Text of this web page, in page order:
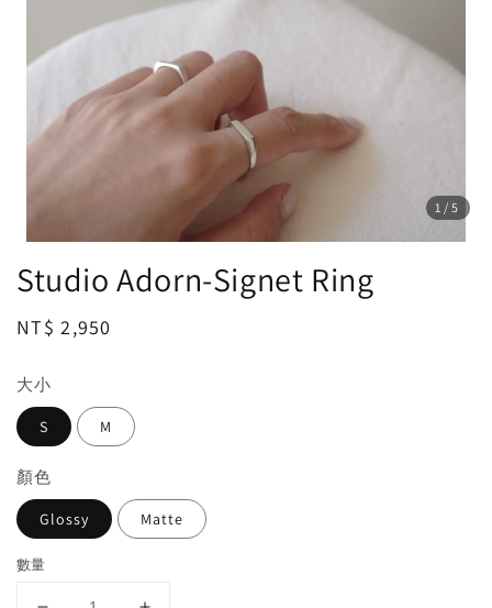
1 /5
Studio Adorn-Signet Ring
Regular
NT$ 2,950
大小
S M
顏色
Glossy Matte
數量